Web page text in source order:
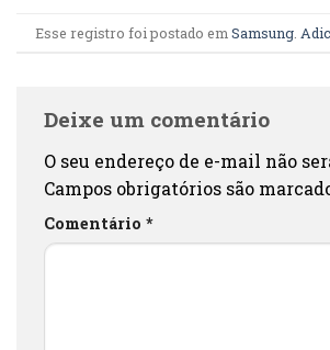
Esse registro foi postado em Samsung.
Deixe um comentário
O seu endereço de e-mail não
Campos obrigatórios são
Comentário *